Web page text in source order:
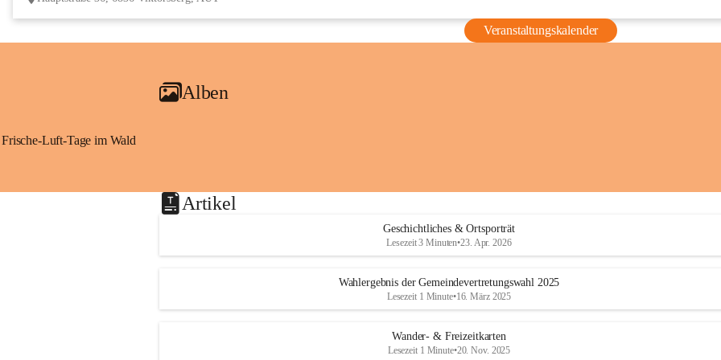
Veranstaltungskalender
Alben
Frische-Luft-Tage im Wald
Artikel
Geschichtliches & Ortsporträt
Lesezeit 3 Minuten•23. Apr. 2026
Wahlergebnis der Gemeindevertretungswahl 2025
Lesezeit 1 Minute•16. März 2025
Wander- & Freizeitkarten
Lesezeit 1 Minute•20. Nov. 2025